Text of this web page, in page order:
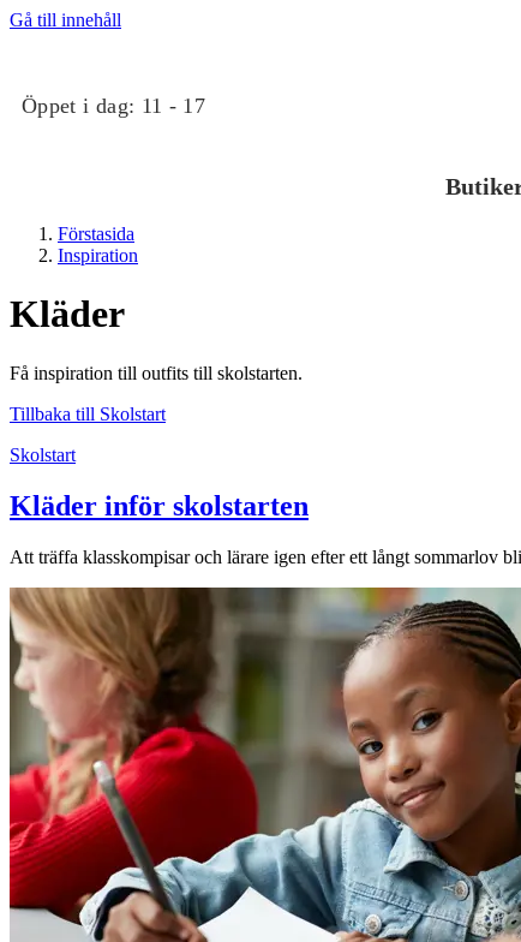
Gå till innehåll
Öppet i dag: 11 - 17
Butiker
Mat och dryck
Evenemang
Erbjudanden
Kundklubb
Inspiration
Sök
Förstasida
Inspiration
Kläder
Få inspiration till outfits till skolstarten.
Tillbaka till Skolstart
Skolstart
Kläder inför skolstarten
Att träffa klasskompisar och lärare igen efter ett långt sommarlov